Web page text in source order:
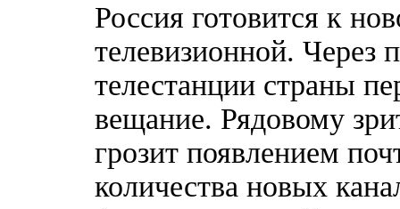
Россия готовится к
телевизионной. Через
телестанции страны
вещание. Рядовому
грозит появлением
количества новых